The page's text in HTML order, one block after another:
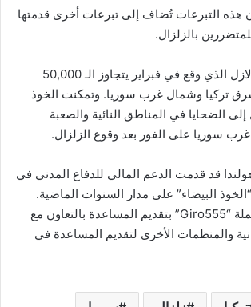
هذه التبرعات تُضاف إلى تبرعات أخرى قدمتها
بالزلزال.
وبلغ عدد القتلى الزلازل الذي وقع في فبراير يتجاوز الـ 50,000
وشمال غرب سوريا. وتمكنت الخوذ
الضحايا في المناطق النائية والصعبة
سوريا على الفور بعد وقوع الزلزال.
قد قدمت الدعم المالي للدفاع المدني في
البيضاء” على مدار السنوات الماضية.
حيث يقوم أعضاء حملة “Giro555” بتقديم المساعدة بالتعاون مع
والمنظمات الأخرى لتقديم المساعدة في